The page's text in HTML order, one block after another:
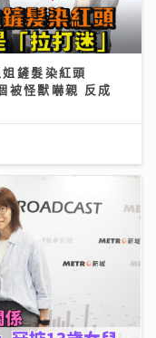
鏟髮染紅頭
怪獸嚇親 反成